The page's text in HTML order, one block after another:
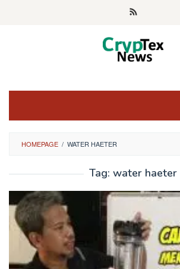
HOMEPAGE / WATER HAETER
Tag: water haeter